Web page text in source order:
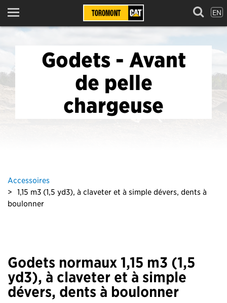
Menu EN
Godets - Avant
de pelle
chargeuse
Accessoires
1,15 m3 (1,5 yd3), à claveter et à simple dévers, dents à
boulonner
Godets normaux 1,15 m3 (1,5
yd3), à claveter et à simple
dévers, dents à boulonner